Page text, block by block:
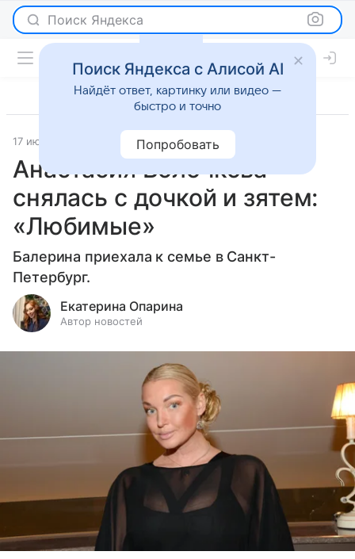
Поиск Яндекса
17 июня 2026 Леди Mail Светская жизнь
Анастасия Волочкова
снялась с дочкой и зятем:
«Любимые»
Балерина приехала к семье в Санкт-
Петербург.
Екатерина Опарина
Автор новостей
Поиск Яндекса с Алисой AI
Найдёт ответ, картинку или видео —
быстро и точно
Попробовать